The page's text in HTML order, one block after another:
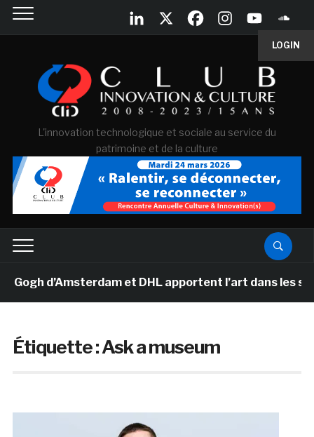
LOGIN
L'innovation technologique et sociale au service du
patrimoine et de la culture
d’Amsterdam et DHL apportent l’art dans les
Étiquette :Ask a museum